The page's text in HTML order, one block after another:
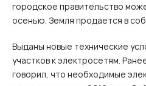
городское правительство
осенью. Земля продается в
Выданы новые технические
участков к электросетям.
говорил, что необходимые